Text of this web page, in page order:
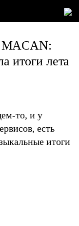
MACAN:
итоги лета
то, и у
есть
итоги